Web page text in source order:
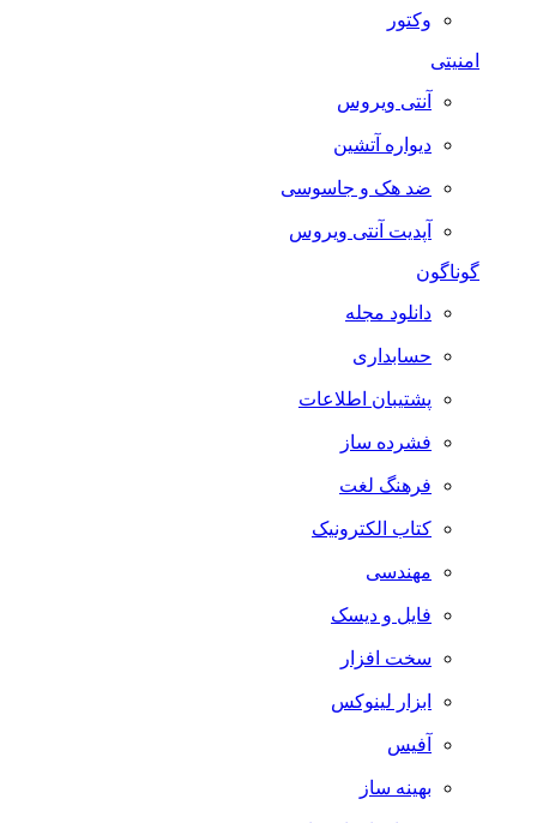
وکتور
آنتی ویروس
دیواره آتشین
ضد هک و جاسوسی
آپدیت آنتی ویروس
گوناگون
دانلود مجله
حسابداری
پشتیبان اطلاعات
فشرده ساز
فرهنگ لغت
کتاب الکترونیک
مهندسی
فایل و دیسک
سخت افزار
ابزار لینوکس
آفیس
بهینه ساز